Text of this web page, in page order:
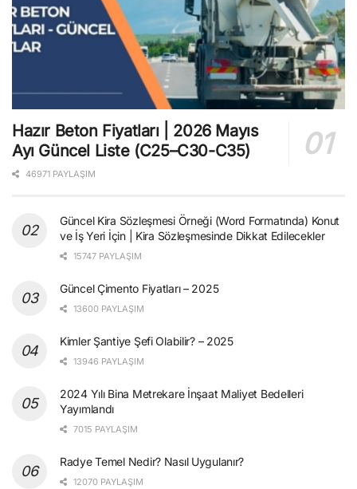
Hazır Beton Fiyatları | 2026 Mayıs
Ayı Güncel Liste (C25–C30-C35)
46971 PAYLAŞIM
Güncel Kira Sözleşmesi Örneği (Word Formatında) Konut
ve İş Yeri İçin | Kira Sözleşmesinde Dikkat Edilecekler
15747 PAYLAŞIM
Güncel Çimento Fiyatları – 2025
13600 PAYLAŞIM
Kimler Şantiye Şefi Olabilir? – 2025
13946 PAYLAŞIM
2024 Yılı Bina Metrekare İnşaat Maliyet Bedelleri
Yayımlandı
7015 PAYLAŞIM
Radye Temel Nedir? Nasıl Uygulanır?
12070 PAYLAŞIM